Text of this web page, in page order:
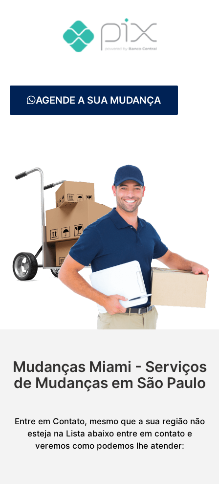
AGENDE A SUA MUDANÇA
Mudanças Miami - Serviços
de Mudanças em São Paulo
Entre em Contato, mesmo que a sua região não
esteja na Lista abaixo entre em contato e
veremos como podemos lhe atender: